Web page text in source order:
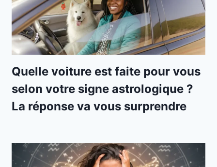
Quelle voiture est faite pour vous
selon votre signe astrologique ?
La réponse va vous surprendre